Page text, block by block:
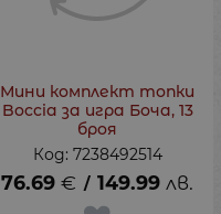
Мини комплект топки
Boccia за игра Боча, 13
броя
Код: 7238492514
76.69 € / 149.99 лв.